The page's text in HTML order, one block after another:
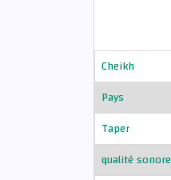
Cheikh
Pays
Taper
qualité sonore